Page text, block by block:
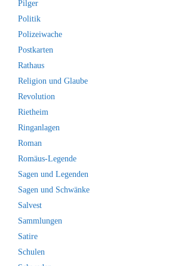
Pilger
Politik
Polizeiwache
Postkarten
Rathaus
Religion und Glaube
Revolution
Rietheim
Ringanlagen
Roman
Romäus-Legende
Sagen und Legenden
Sagen und Schwänke
Salvest
Sammlungen
Satire
Schulen